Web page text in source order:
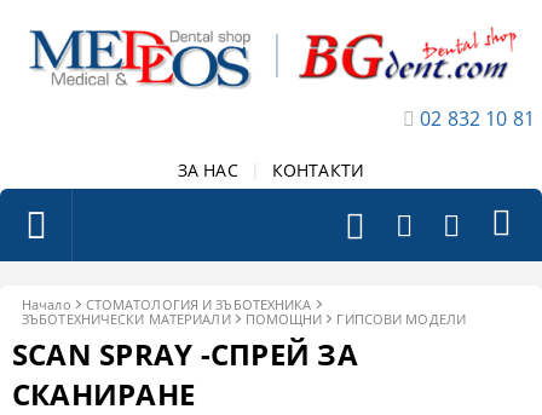
02 832 10 81
ЗА НАС КОНТАКТИ
Начало
СТОМАТОЛОГИЯ И ЗЪБОТЕХНИКА
ЗЪБОТЕХНИЧЕСКИ МАТЕРИАЛИ
ПОМОЩНИ ГИПСОВИ МОДЕЛИ
SCAN SPRAY -СПРЕЙ ЗА
СКАНИРАНЕ